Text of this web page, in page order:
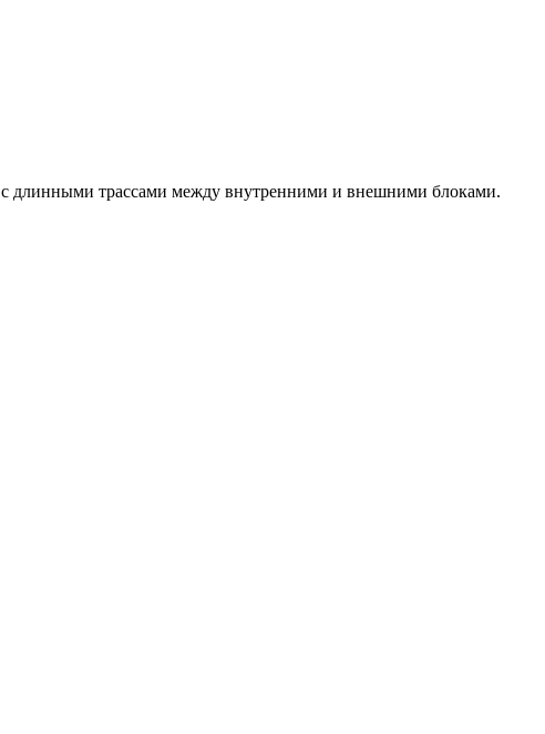
с длинными трассами между внутренними и внешними блоками.